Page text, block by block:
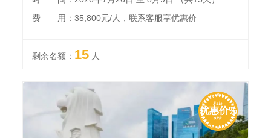
费 用：35,800元/人，联系客服享优惠价
剩余名额： 15 人
优惠价%